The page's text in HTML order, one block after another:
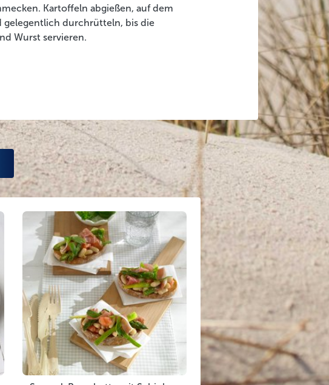
Kartoffeln abgießen, auf dem
gelegentlich durchrütteln, bis die
Wurst servieren.